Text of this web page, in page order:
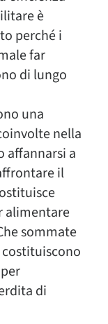
è
perché i
far
di lungo
una
nella
affannarsi a
il
alimentare
sommate
di